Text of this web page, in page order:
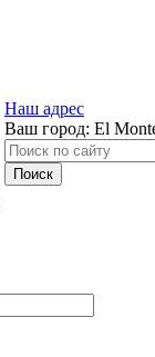
Наш адрес
Ваш город: El